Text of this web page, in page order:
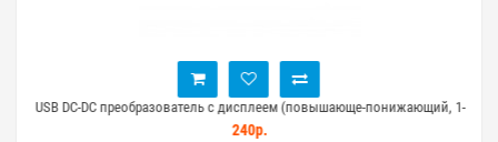
USB DC-DC преобразователь с дисплеем (повышающе-понижающий, 1-
24 В, 3 Вт)
240р.